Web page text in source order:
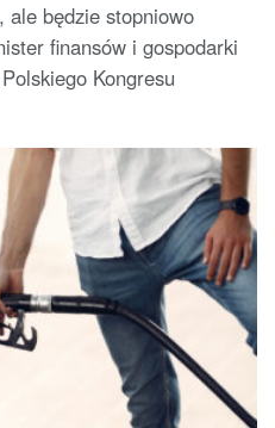
ale będzie stopniowo
finansów i gospodarki
Kongresu